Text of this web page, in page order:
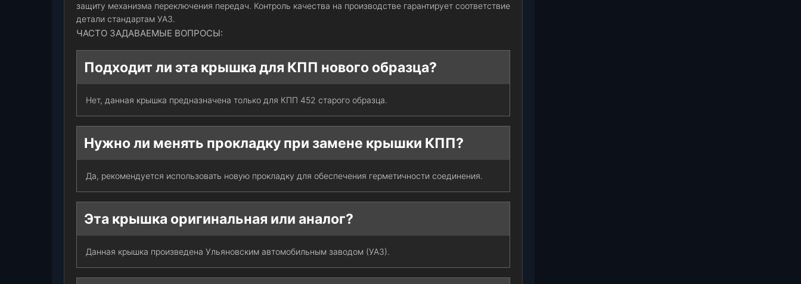
защиту механизма переключения передач. Контроль качества на производстве гарантирует соответствие
детали стандартам УАЗ.
ЧАСТО ЗАДАВАЕМЫЕ ВОПРОСЫ:
Подходит ли эта крышка для КПП нового образца?
Нет, данная крышка предназначена только для КПП 452 старого образца.
Нужно ли менять прокладку при замене крышки КПП?
Да, рекомендуется использовать новую прокладку для обеспечения герметичности соединения.
Эта крышка оригинальная или аналог?
Данная крышка произведена Ульяновским автомобильным заводом (УАЗ).